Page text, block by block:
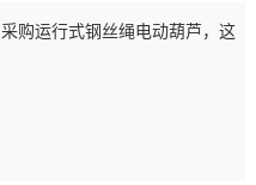
采购运行式钢丝绳电动葫芦，这